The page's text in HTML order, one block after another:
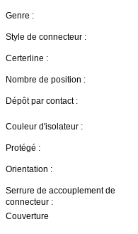
Genre :
Style de connecteur :
Certerline :
Nombre de position :
Dépôt par contact :
Couleur d'isolateur :
Protégé :
Orientation :
Serrure de accouplement de
connecteur :
Couverture